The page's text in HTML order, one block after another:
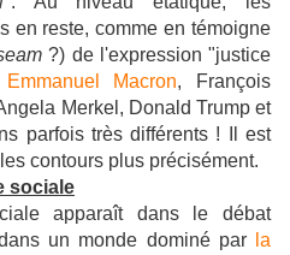
en reste, comme en témoigne
?) de l'expression "justice
Emmanuel Macron, François
Merkel, Donald Trump et
parfois très différents ! Il est
contours plus précisément.
sociale
apparaît dans le débat
un monde dominé par
la